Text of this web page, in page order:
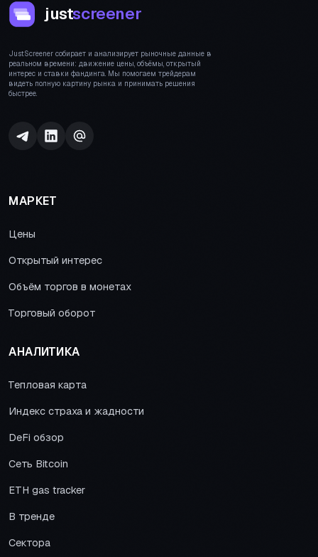
justscreener
JustScreener собирает и анализирует рыночные данные в
реальном времени: движение цены, объёмы, открытый
интерес и ставки фандинга. Мы помогаем трейдерам
видеть полную картину рынка и принимать решения
быстрее.
МАРКЕТ
Цены
Открытый интерес
Объём торгов в монетах
Торговый оборот
АНАЛИТИКА
Тепловая карта
Индекс страха и жадности
DeFi обзор
Сеть Bitcoin
ETH gas tracker
В тренде
Сектора